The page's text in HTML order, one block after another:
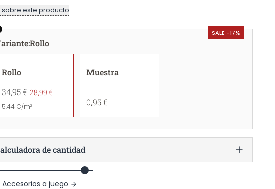
sobre este producto
SALE -17%
:Rollo
Rollo
34,95 € 28,99 €
5,44 €/m²
Muestra
0,95 €
de cantidad
Accesorios a juego
1